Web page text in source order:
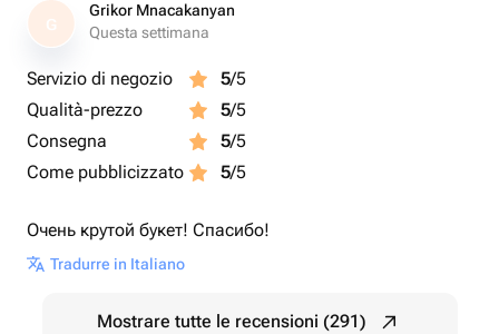
G
Grikor Mnacakanyan
Questa settimana
Servizio di negozio 5/5
Qualità-prezzo
5/5
Consegna
5/5
Come pubblicizzato
5/5
Очень крутой букет! Спасибо!
Tradurre in Italiano
Mostrare tutte le recensioni (291)